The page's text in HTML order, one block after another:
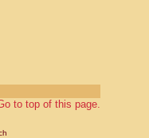
to top of this page.